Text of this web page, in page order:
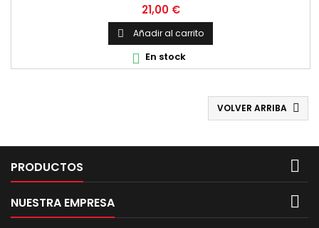
Precio
21,00 €
 Añadir al carrito
 En stock
VOLVER ARRIBA 
PRODUCTOS 
NUESTRA EMPRESA
